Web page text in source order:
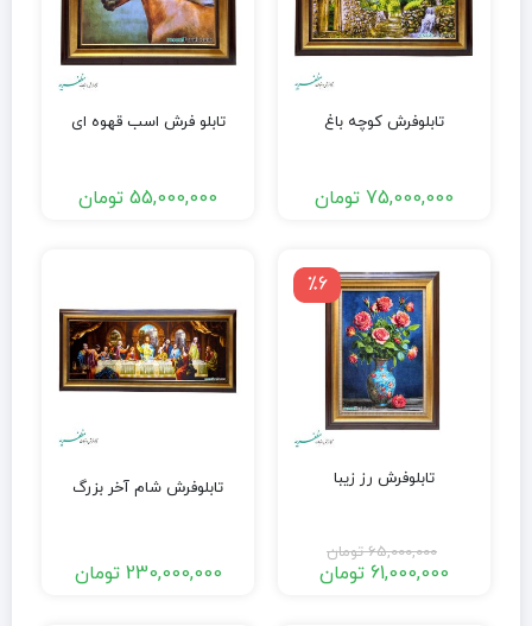
تابلوفرش کوچه باغ
75,000,000 تومان
تابلو فرش اسب قهوه ای
55,000,000 تومان
٪6
تابلوفرش رز زیبا
65,000,000 تومان
61,000,000 تومان
تابلوفرش شام آخر بزرگ
230,000,000 تومان